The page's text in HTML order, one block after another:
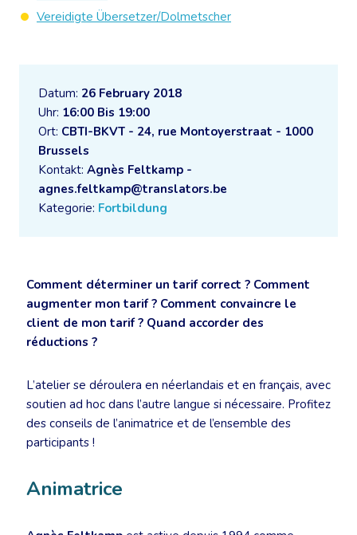
Datum: 26 February 2018
Uhr: 16:00 Bis 19:00
Ort: CBTI-BKVT - 24, rue Montoyerstraat - 1000
Brussels
Kontakt: Agnès Feltkamp -
agnes.feltkamp@translators.be
Kategorie: Fortbildung
Comment déterminer un tarif correct ? Comment
augmenter mon tarif ? Comment convaincre le
client de mon tarif ? Quand accorder des
réductions ?
L’atelier se déroulera en néerlandais et en français, avec
soutien ad hoc dans l’autre langue si nécessaire. Profitez
des conseils de l’animatrice et de l’ensemble des
participants !
Animatrice
Vereidigte Übersetzer/Dolmetscher